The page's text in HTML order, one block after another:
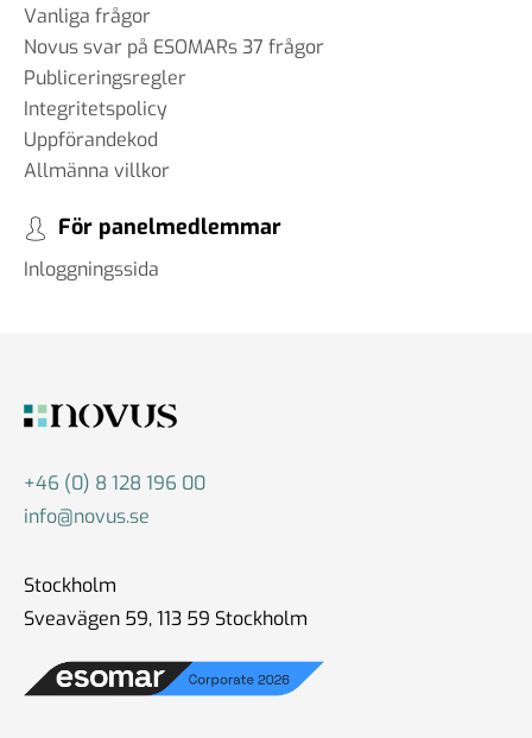
Vanliga frågor
Novus svar på ESOMARs 37 frågor
Publiceringsregler
Integritetspolicy
Uppförandekod
Allmänna villkor
För panelmedlemmar
Inloggningssida
+46 (0) 8 128 196 00
info@novus.se
Stockholm
Sveavägen 59, 113 59 Stockholm